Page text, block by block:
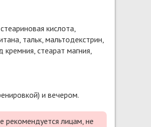
кислота,
тальк, мальтодекстрин,
стеарат магния,
и вечером.
рекомендуется лицам, не